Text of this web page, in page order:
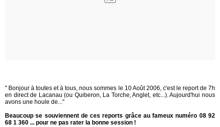
" Bonjour à toutes et à tous, nous sommes le 10 Août 2006, c'est le report de 7h
en direct de Lacanau (ou Quiberon, La Torche, Anglet, etc...). Aujourd'hui nous
avons une houle de..."
Beaucoup se souviennent de ces reports grâce au fameux numéro 08 92
68 1 360 ... pour ne pas rater la bonne session !